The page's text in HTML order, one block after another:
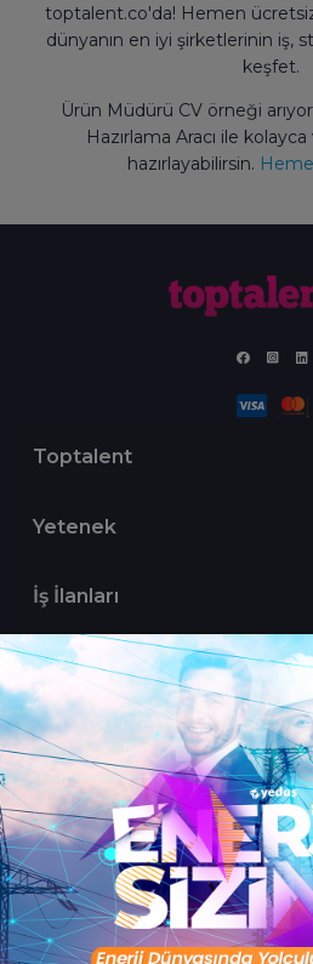
toptalent.co'da! Hemen
dünyanın en iyi şirketlerinin iş,
keşfet.
Ürün Müdürü CV örneği
Hazırlama Aracı ile
hazırlayabilirsin.
Toptalent
Yetenek
İş İlanları
Sertifika Programları
Yetenek Testleri
İşveren